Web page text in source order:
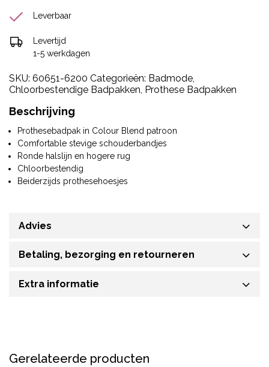
Leverbaar
Levertijd
1-5 werkdagen
SKU: 60651-6200 Categorieën: Badmode,
Chloorbestendige Badpakken, Prothese Badpakken
Beschrijving
Prothesebadpak in Colour Blend patroon
Comfortable stevige schouderbandjes
Ronde halslijn en hogere rug
Chloorbestendig
Beiderzijds prothesehoesjes
Advies
Betaling, bezorging en retourneren
Extra informatie
Gerelateerde producten